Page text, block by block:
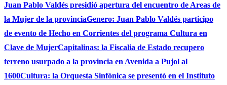
Juan Pablo Valdés presidió apertura del encuentro de Areas de
la Mujer de la provinciaGenero: Juan Pablo Valdés participo
de evento de Hecho en Corrientes del programa Cultura en
Clave de MujerCapitalinas: la Fiscalia de Estado recupero
terreno usurpado a la provincia en Avenida a Pujol al
1600Cultura: la Orquesta Sinfónica se presentó en el Instituto